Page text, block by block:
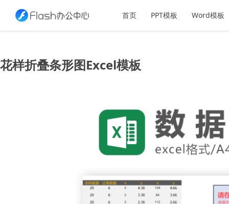
首页 PPT模板 Word模板
花样折叠条形图Excel模板